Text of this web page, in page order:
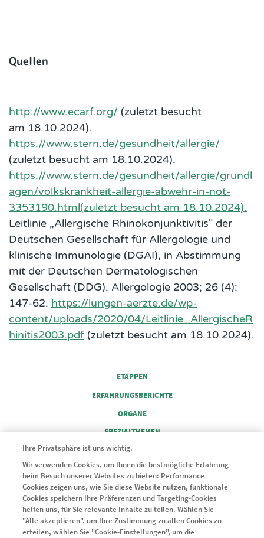
Quellen
http://www.ecarf.org/ (zuletzt besucht
am 18.10.2024).
https://www.stern.de/gesundheit/allergie/
(zuletzt besucht am 18.10.2024).
https://www.stern.de/gesundheit/allergie/grundl
agen/volkskrankheit-allergie-abwehr-in-not-
3353190.html(zuletzt besucht am 18.10.2024).
Leitlinie „Allergische Rhinokonjunktivitis" der
Deutschen Gesellschaft für Allergologie und
klinische Immunologie (DGAI), in Abstimmung
mit der Deutschen Dermatologischen
Gesellschaft (DDG). Allergologie 2003; 26 (4):
147-62. https://lungen-aerzte.de/wp-
content/uploads/2020/04/Leitlinie_AllergischeR
hinitis2003.pdf (zuletzt besucht am 18.10.2024).
ETAPPEN
ERFAHRUNGSBERICHTE
ORGANE
SPEZIALTHEMEN
SERVICE
© 2024 Novartis Pharma GmbH
Ihre Privatsphäre ist uns wichtig.
Wir verwenden Cookies, um Ihnen die bestmögliche Erfahrung
beim Besuch unserer Websites zu bieten: Performance
Cookies zeigen uns, wie Sie diese Website nutzen, funktionale
Cookies speichern Ihre Präferenzen und Targeting-Cookies
helfen uns, für Sie relevante Inhalte zu teilen. Wählen Sie
"Alle akzeptieren", um Ihre Zustimmung zu allen Cookies zu
erteilen, wählen Sie "Cookie-Einstellungen", um die